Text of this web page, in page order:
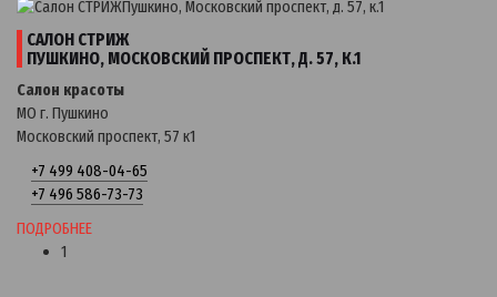
САЛОН СТРИЖ
ПУШКИНО, МОСКОВСКИЙ ПРОСПЕКТ, Д. 57, К.1
Салон красоты
МО г. Пушкино
Московский проспект, 57 к1
+7 499 408-04-65
+7 496 586-73-73
ПОДРОБНЕЕ
1